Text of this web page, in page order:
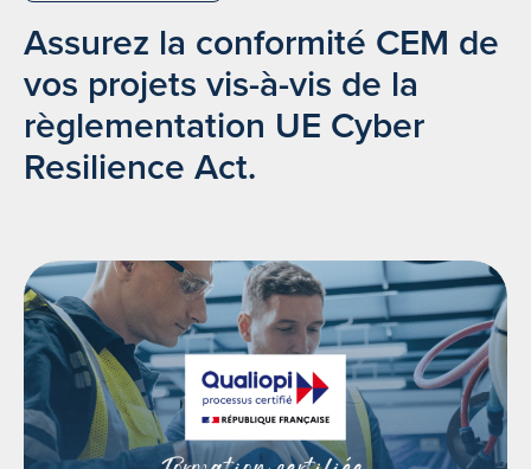
Assurez la conformité CEM de
vos projets vis-à-vis de la
règlementation UE Cyber
Resilience Act.